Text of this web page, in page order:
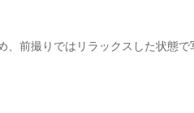
、前撮りではリラックスした状態で